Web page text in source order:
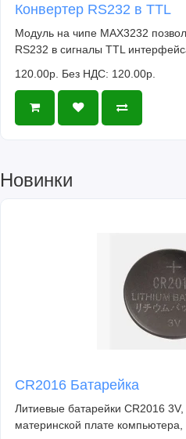
Конвертер RS232 в TTL
Модуль на чипе MAX3232
RS232 в сигналы TTL
120.00р. Без НДС: 120.00р.
Новинки
CR2016 Батарейка
Литиевые батарейки CR2016
материнской плате компьютера,